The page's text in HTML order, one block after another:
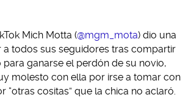
Mich Motta (@mgm_mota) dio una
a todos sus seguidores tras compartir
ganarse el perdón de su novio,
molesto con ella por irse a tomar con
“otras cositas” que la chica no aclaró.